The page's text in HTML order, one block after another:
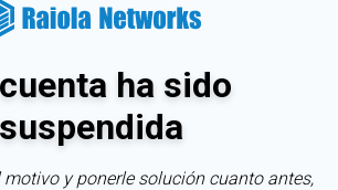
ha sido
suspendida
motivo y ponerle solución cuanto antes,